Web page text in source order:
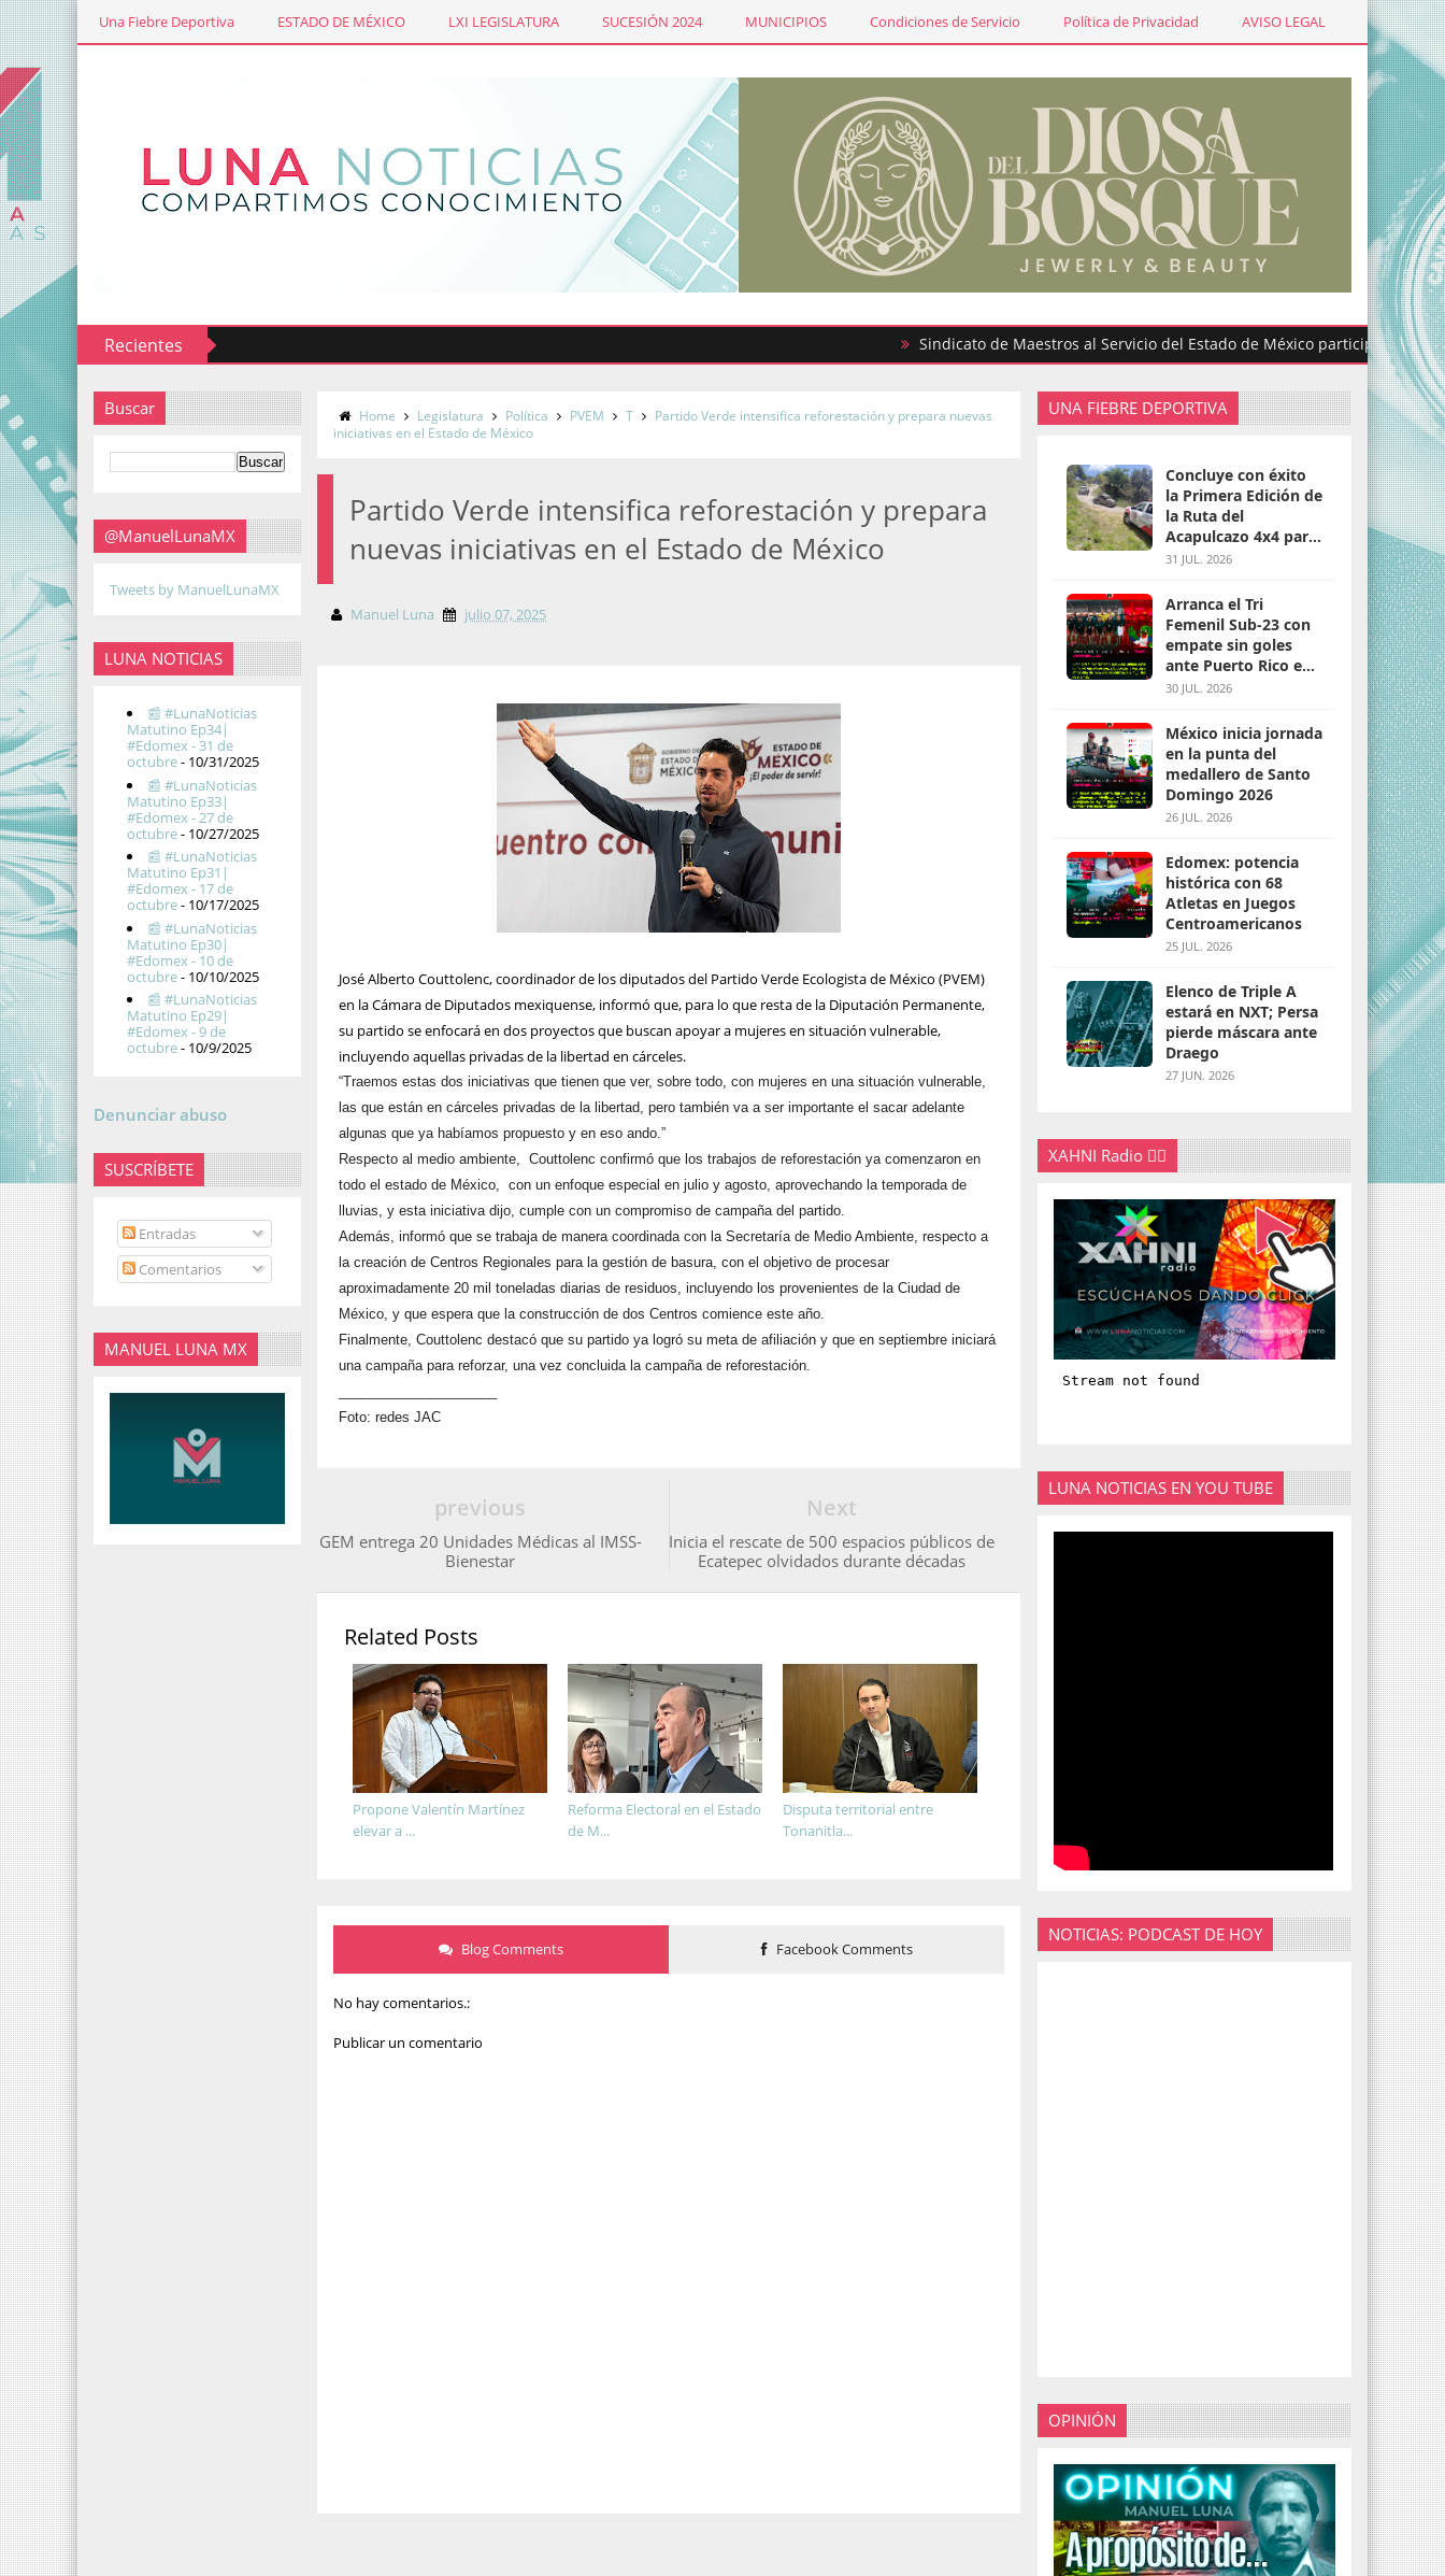
Una Fiebre Deportiva ESTADO DE MÉXICO LXI LEGISLATURA SUCESIÓN 2024 MUNICIPIOS Condiciones de Servicio Política de Privacidad AVISO LEGAL
Recientes Sindicato de Maestros al Servicio del Estado de México participa en
Buscar
@ManuelLunaMX
Tweets by ManuelLunaMX
LUNA NOTICIAS
📰 #LunaNoticias
Matutino Ep34|
#Edomex - 31 de
octubre- 10/31/2025
📰 #LunaNoticias
Matutino Ep33|
#Edomex - 27 de
octubre- 10/27/2025
📰 #LunaNoticias
Matutino Ep31|
#Edomex - 17 de
octubre- 10/17/2025
📰 #LunaNoticias
Matutino Ep30|
#Edomex - 10 de
octubre- 10/10/2025
📰 #LunaNoticias
Matutino Ep29|
#Edomex - 9 de
octubre- 10/9/2025
Denunciar abuso
SUSCRÍBETE
Entradas
Comentarios
MANUEL LUNA MX
Home Legislatura Política PVEM T
Partido Verde intensifica reforestación y prepara nuevas
iniciativas en el Estado de México
Partido Verde intensifica reforestación y prepara
nuevas iniciativas en el Estado de México
Manuel Luna julio 07, 2025
José Alberto Couttolenc, coordinador de los diputados del Partido Verde Ecologista de México (PVEM)
en la Cámara de Diputados mexiquense, informó que, para lo que resta de la Diputación Permanente,
su partido se enfocará en dos proyectos que buscan apoyar a mujeres en situación vulnerable,
incluyendo aquellas privadas de la libertad en cárceles.
“Traemos estas dos iniciativas que tienen que ver, sobre todo, con mujeres en una situación vulnerable,
las que están en cárceles privadas de la libertad, pero también va a ser importante el sacar adelante
algunas que ya habíamos propuesto y en eso ando.”
Respecto al medio ambiente, Couttolenc confirmó que los trabajos de reforestación ya comenzaron en
todo el estado de México, con un enfoque especial en julio y agosto, aprovechando la temporada de
lluvias, y esta iniciativa dijo, cumple con un compromiso de campaña del partido.
Además, informó que se trabaja de manera coordinada con la Secretaría de Medio Ambiente, respecto a
la creación de Centros Regionales para la gestión de basura, con el objetivo de procesar
aproximadamente 20 mil toneladas diarias de residuos, incluyendo los provenientes de la Ciudad de
México, y que espera que la construcción de dos Centros comience este año.
Finalmente, Couttolenc destacó que su partido ya logró su meta de afiliación y que en septiembre iniciará
una campaña para reforzar, una vez concluida la campaña de reforestación.
Foto: redes JAC
Next
Inicia el rescate de 500 espacios públicos de
Ecatepec olvidados durante décadas
previous
GEM entrega 20 Unidades Médicas al IMSS-
Bienestar
Related Posts
Disputa territorial entre
Tonanitla...
Reforma Electoral en el Estado
de M...
Propone Valentín Martínez
elevar a ...
Blog Comments Facebook Comments
No hay comentarios.:
Publicar un comentario
UNA FIEBRE DEPORTIVA
Concluye con éxito
la Primera Edición de
la Ruta del
Acapulcazo 4x4 para
parejas
31 JUL. 2026
Arranca el Tri
Femenil Sub-23 con
empate sin goles
ante Puerto Rico en
Santo Domingo 2026
30 JUL. 2026
México inicia jornada
en la punta del
medallero de Santo
Domingo 2026
26 JUL. 2026
Edomex: potencia
histórica con 68
Atletas en Juegos
Centroamericanos
25 JUL. 2026
Elenco de Triple A
estará en NXT; Persa
pierde máscara ante
Draego
27 JUN. 2026
XAHNI Radio 👇🏽
LUNA NOTICIAS EN YOU TUBE
NOTICIAS: PODCAST DE HOY
OPINIÓN